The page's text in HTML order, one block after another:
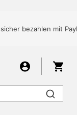
sicher bezahlen mit